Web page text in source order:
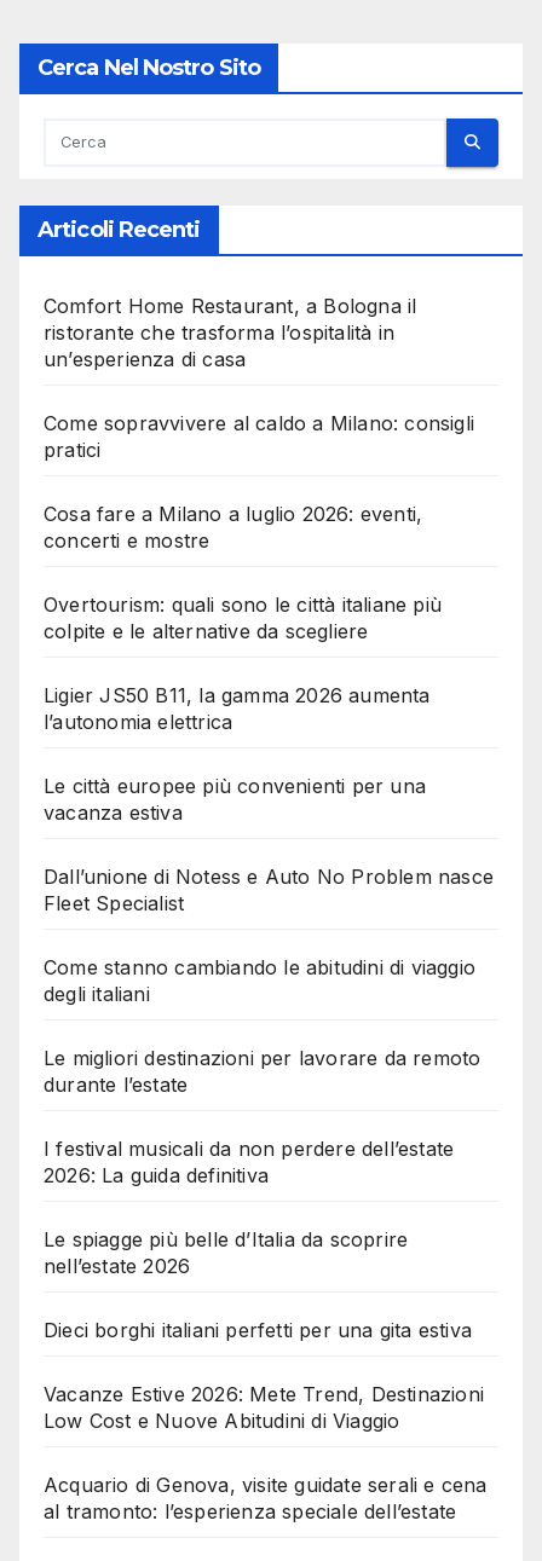
Cerca Nel Nostro Sito
Articoli Recenti
Comfort Home Restaurant, a Bologna il
ristorante che trasforma l’ospitalità in
un’esperienza di casa
Come sopravvivere al caldo a Milano: consigli
pratici
Cosa fare a Milano a luglio 2026: eventi,
concerti e mostre
Overtourism: quali sono le città italiane più
colpite e le alternative da scegliere
Ligier JS50 B11, la gamma 2026 aumenta
l’autonomia elettrica
Le città europee più convenienti per una
vacanza estiva
Dall’unione di Notess e Auto No Problem nasce
Fleet Specialist
Come stanno cambiando le abitudini di viaggio
degli italiani
Le migliori destinazioni per lavorare da remoto
durante l’estate
I festival musicali da non perdere dell’estate
2026: La guida definitiva
Le spiagge più belle d’Italia da scoprire
nell’estate 2026
Dieci borghi italiani perfetti per una gita estiva
Vacanze Estive 2026: Mete Trend, Destinazioni
Low Cost e Nuove Abitudini di Viaggio
Acquario di Genova, visite guidate serali e cena
al tramonto: l’esperienza speciale dell’estate